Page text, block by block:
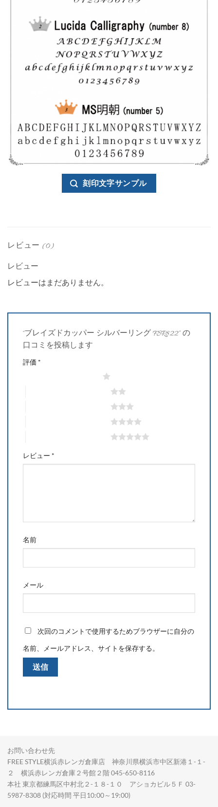
刻印文字サンプル
レビュー (0)
レビュー
レビューはまだありません。
“ブレイズドカッパー シルバーリング FSR822” の
口コミを投稿します
評価 *
レビュー *
名前
メール
次回のコメントで使用するためブラウザーに自分の
名前、メールアドレス、サイトを保存する。
お問い合わせ先
FREE STYLE横浜赤レンガ倉庫店 神奈川県横浜市中区新港１-１-
２ 横浜赤レンガ倉庫２号館２階 045-650-8116
本社 東京都練馬区中村北２-１８-１０ アショカビル５Ｆ 03-
5987-8308 (対応時間 平日10:00～19:00)